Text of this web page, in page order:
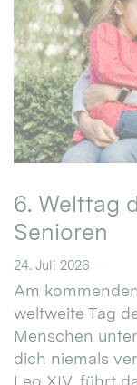
6. Welttag
Senioren
24. Juli 2026
Am
weltweite Tag
Menschen
dich niemals